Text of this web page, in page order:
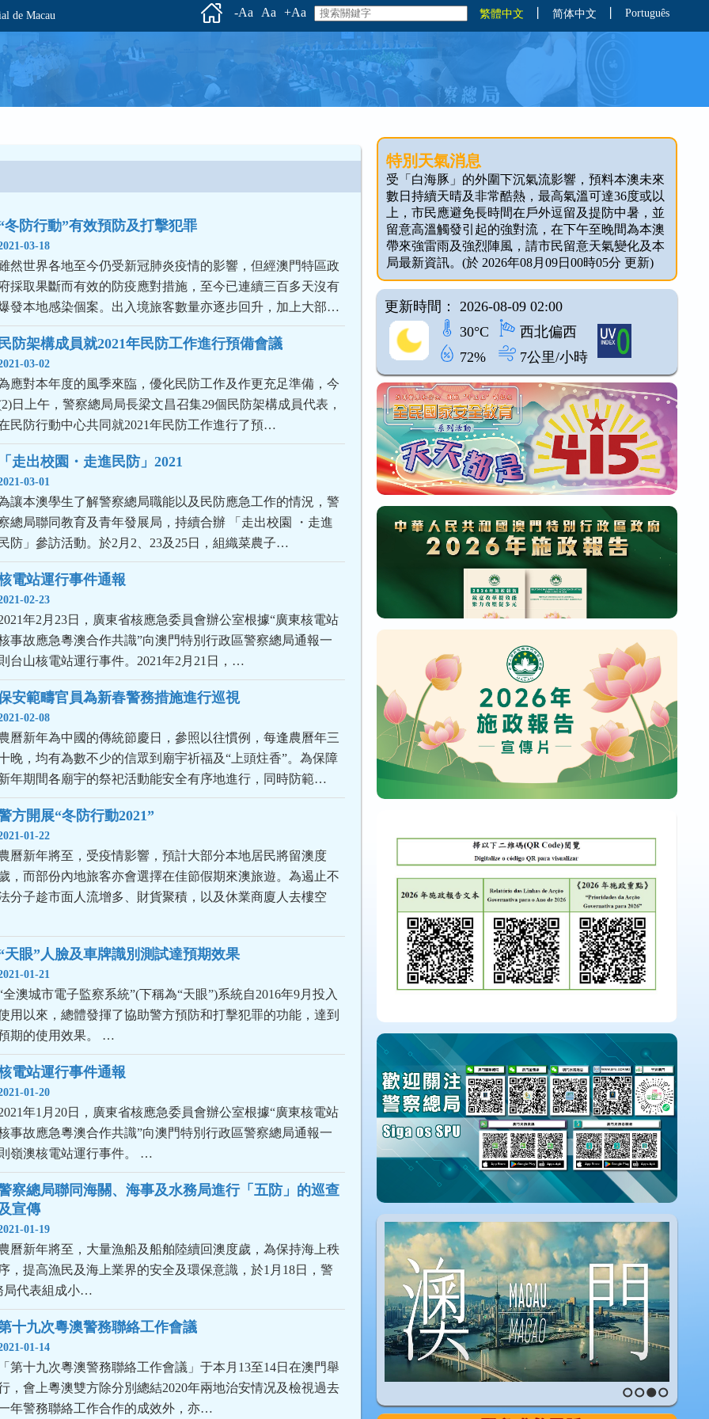
de Macau -Aa Aa +Aa 繁體中文 简体中文 Português
冬防行動”有效預防及打擊犯罪
03-18
然世界各地至今仍受新冠肺炎疫情的影響，但經澳門特區政
採取果斷而有效的防疫應對措施，至今已連續三百多天沒有
發本地感染個案。出入境旅客數量亦逐步回升，加上大部…
防架構成員就2021年民防工作進行預備會議
03-02
應對本年度的風季來臨，優化民防工作及作更充足準備，今
日上午，警察總局局長梁文昌召集29個民防架構成員代表，
民防行動中心共同就2021年民防工作進行了預…
走出校園・走進民防」2021
03-01
讓本澳學生了解警察總局職能以及民防應急工作的情況，警
總局聯同教育及青年發展局，持續合辦 「走出校園 ・走進
防」參訪活動。於2月2、23及25日，組織菜農子…
電站運行事件通報
02-23
年2月23日，廣東省核應急委員會辦公室根據“廣東核電站
事故應急粵澳合作共識”向澳門特別行政區警察總局通報一
台山核電站運行事件。2021年2月21日，…
安範疇官員為新春警務措施進行巡視
02-08
曆新年為中國的傳統節慶日，參照以往慣例，每逢農曆年三
晚，均有為數不少的信眾到廟宇祈福及“上頭炷香”。為保障
年期間各廟宇的祭祀活動能安全有序地進行，同時防範…
方開展“冬防行動2021”
01-22
曆新年將至，受疫情影響，預計大部分本地居民將留澳度
，而部份內地旅客亦會選擇在佳節假期來澳旅遊。為遏止不
分子趁市面人流增多、財貨聚積，以及休業商廈人去樓空
天眼”人臉及車牌識別測試達預期效果
01-21
全澳城市電子監察系統”(下稱為“天眼”)系統自2016年9月投入
用以來，總體發揮了協助警方預防和打擊犯罪的功能，達到
期的使用效果。 …
電站運行事件通報
01-20
年1月20日，廣東省核應急委員會辦公室根據“廣東核電站
事故應急粵澳合作共識”向澳門特別行政區警察總局通報一
嶺澳核電站運行事件。 …
察總局聯同海關、海事及水務局進行「五防」的巡查
宣傳
01-19
曆新年將至，大量漁船及船舶陸續回澳度歲，為保持海上秩
，提高漁民及海上業界的安全及環保意識，於1月18日，警
局代表組成小…
十九次粵澳警務聯絡工作會議
01-14
第十九次粵澳警務聯絡工作會議」于本月13至14日在澳門舉
，會上粵澳雙方除分別總結2020年兩地治安情况及檢視過去
年警務聯絡工作合作的成效外，亦…
特別天氣消息
受「白海豚」的外圍下沉氣流影響，預料本澳未來
數日持續天晴及非常酷熱，最高氣溫可達36度或以
上，市民應避免長時間在戶外逗留及提防中暑，並
留意高溫觸發引起的強對流，在下午至晚間為本澳
帶來強雷雨及強烈陣風，請市民留意天氣變化及本
局最新資訊。(於 2026年08月09日00時05分 更新)
更新時間： 2026-08-09 02:00
30°C
西北偏西
72%
7公里/小時
1 2 3 4